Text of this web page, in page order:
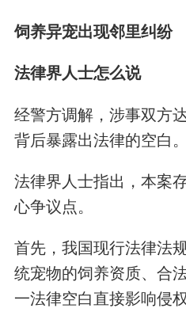
饲养异宠出现邻里纠纷
法律界人士怎么说
经警方调解，涉事双方
背后暴露出法律的空白。
法律界人士指出，本案
心争议点。
首先，我国现行法律法
统宠物的饲养资质、合
一法律空白直接影响侵